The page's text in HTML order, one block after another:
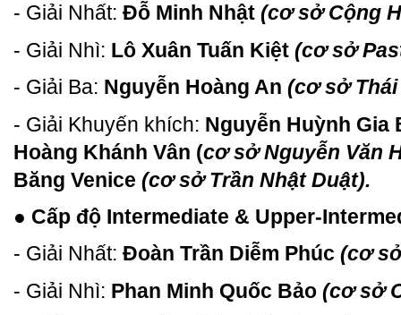
- Giải Nhất: Đỗ Minh Nhật (cơ sở Cộng
- Giải Nhì: Lô Xuân Tuấn Kiệt (cơ sở
- Giải Ba: Nguyễn Hoàng An (cơ sở
- Giải Khuyến khích: Nguyễn Huỳnh Gia
Hoàng Khánh Vân (cơ sở Nguyễn Văn
Băng Venice (cơ sở Trần Nhật Duật).
● Cấp độ Intermediate & Upper-
- Giải Nhất: Đoàn Trần Diễm Phúc (cơ
- Giải Nhì: Phan Minh Quốc Bảo (cơ sở